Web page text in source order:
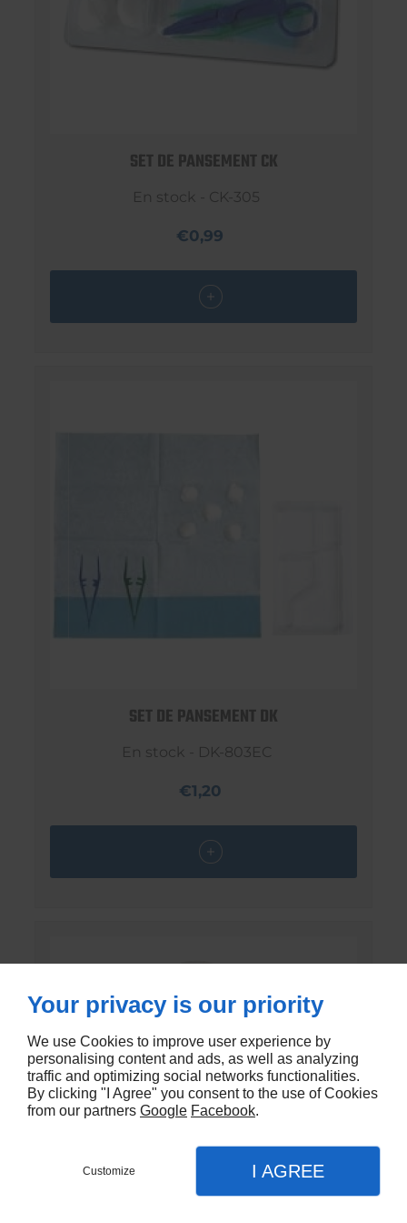
SET DE PANSEMENT CK
En stock - CK-305
€0,99
SET DE PANSEMENT DK
En stock - DK-803EC
€1,20
Your privacy is our priority
We use Cookies to improve user experience by
personalising content and ads, as well as analyzing
traffic and optimizing social networks functionalities.
By clicking "I Agree" you consent to the use of Cookies
from our partners Google Facebook.
Customize I AGREE